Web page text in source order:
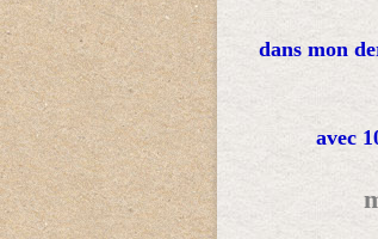
dans mon
avec